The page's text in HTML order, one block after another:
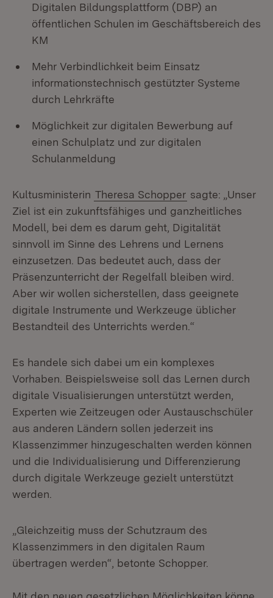
Digitalen Bildungsplattform (DBP) an
öffentlichen Schulen im Geschäftsbereich des
KM
Mehr Verbindlichkeit beim Einsatz
informationstechnisch gestützter Systeme
durch Lehrkräfte
Möglichkeit zur digitalen Bewerbung auf
einen Schulplatz und zur digitalen
Schulanmeldung
Kultusministerin Theresa Schopper sagte: „Unser
Ziel ist ein zukunftsfähiges und ganzheitliches
Modell, bei dem es darum geht, Digitalität
sinnvoll im Sinne des Lehrens und Lernens
einzusetzen. Das bedeutet auch, dass der
Präsenzunterricht der Regelfall bleiben wird.
Aber wir wollen sicherstellen, dass geeignete
digitale Instrumente und Werkzeuge üblicher
Bestandteil des Unterrichts werden.“
Es handele sich dabei um ein komplexes
Vorhaben. Beispielsweise soll das Lernen durch
digitale Visualisierungen unterstützt werden,
Experten wie Zeitzeugen oder Austauschschüler
aus anderen Ländern sollen jederzeit ins
Klassenzimmer hinzugeschalten werden können
und die Individualisierung und Differenzierung
durch digitale Werkzeuge gezielt unterstützt
werden.
„Gleichzeitig muss der Schutzraum des
Klassenzimmers in den digitalen Raum
übertragen werden“, betonte Schopper.